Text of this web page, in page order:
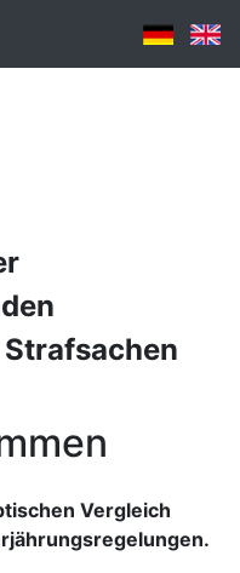
Vergleich